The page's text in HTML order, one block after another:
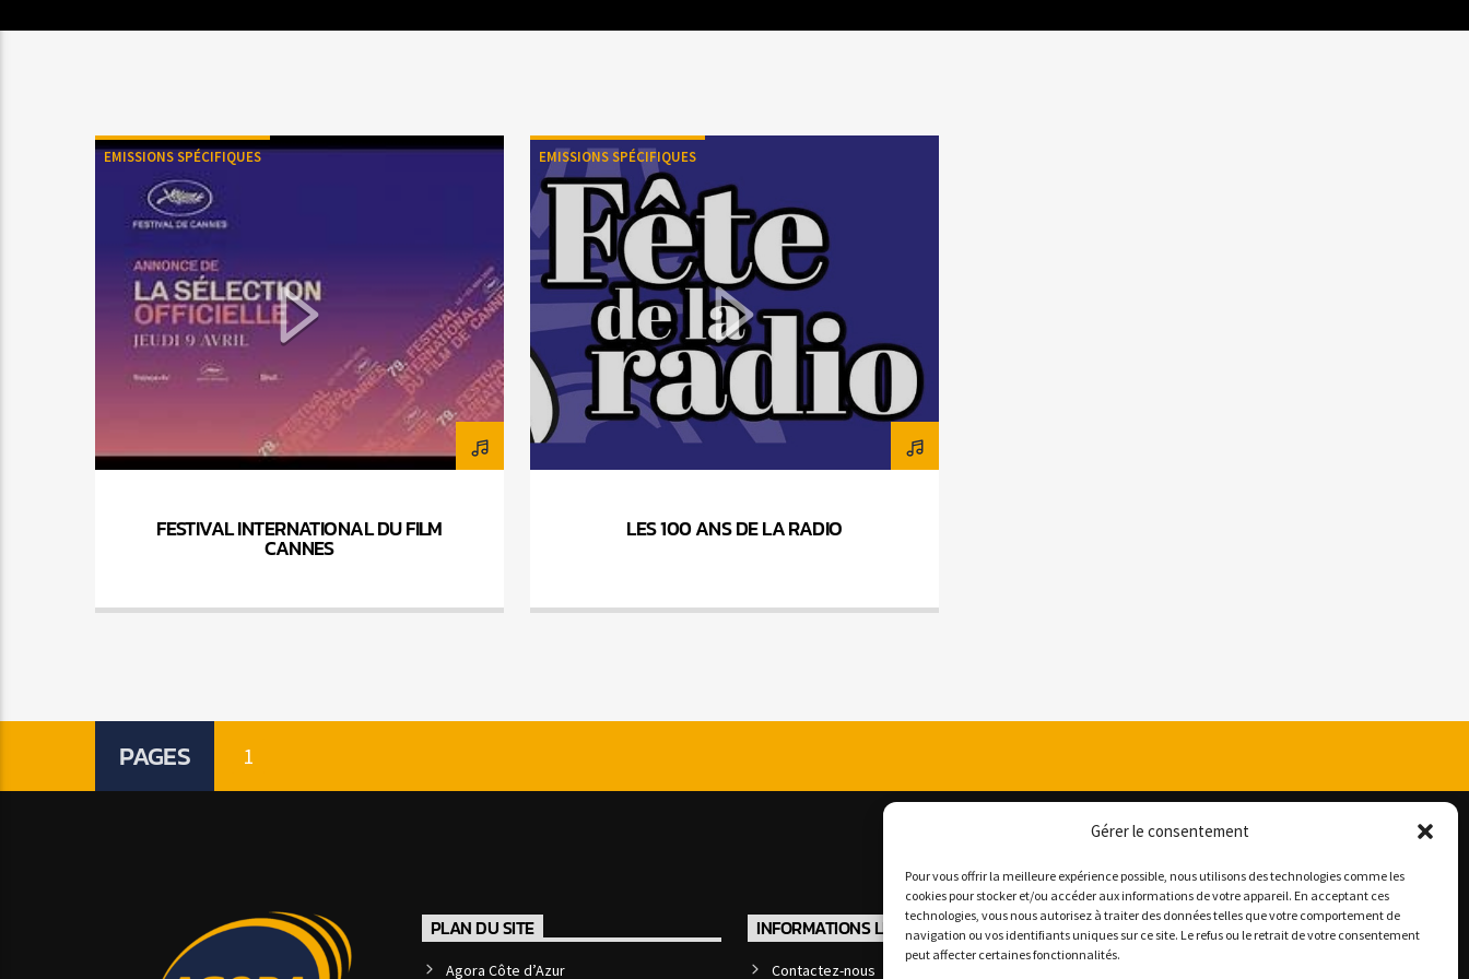
Gérer le consentement
Pour vous offrir la meilleure expérience possible, nous utilisons des technologies comme les
cookies pour stocker et/ou accéder aux informations de votre appareil. En acceptant ces
technologies, vous nous autorisez à traiter des données telles que votre comportement de
navigation ou vos identifiants uniques sur ce site. Le refus ou le retrait de votre consentement
peut affecter certaines fonctionnalités.
EMISSIONS SPÉCIFIQUES
FESTIVAL INTERNATIONAL DU FILM
CANNES
EMISSIONS SPÉCIFIQUES
LES 100 ANS DE LA RADIO
PAGES 1
PLAN DU SITE
Agora Côte d’Azur
INFORMATIONS LÉGALES
Contactez-nous
SUIVEZ-NOUS